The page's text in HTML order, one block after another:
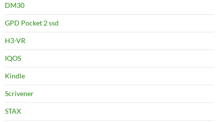
DM30
GPD Pocket２ssd
H3-VR
IQOS
Kindle
Scrivener
STAX